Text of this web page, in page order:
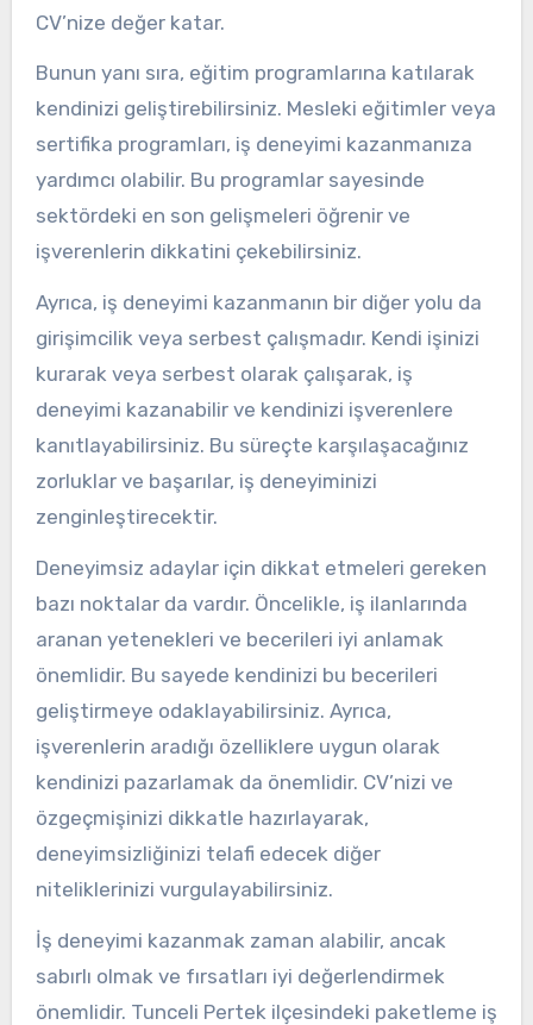
CV’nize değer katar.
Bunun yanı sıra, eğitim programlarına katılarak
kendinizi geliştirebilirsiniz. Mesleki eğitimler veya
sertifika programları, iş deneyimi kazanmanıza
yardımcı olabilir. Bu programlar sayesinde
sektördeki en son gelişmeleri öğrenir ve
işverenlerin dikkatini çekebilirsiniz.
Ayrıca, iş deneyimi kazanmanın bir diğer yolu da
girişimcilik veya serbest çalışmadır. Kendi işinizi
kurarak veya serbest olarak çalışarak, iş
deneyimi kazanabilir ve kendinizi işverenlere
kanıtlayabilirsiniz. Bu süreçte karşılaşacağınız
zorluklar ve başarılar, iş deneyiminizi
zenginleştirecektir.
Deneyimsiz adaylar için dikkat etmeleri gereken
bazı noktalar da vardır. Öncelikle, iş ilanlarında
aranan yetenekleri ve becerileri iyi anlamak
önemlidir. Bu sayede kendinizi bu becerileri
geliştirmeye odaklayabilirsiniz. Ayrıca,
işverenlerin aradığı özelliklere uygun olarak
kendinizi pazarlamak da önemlidir. CV’nizi ve
özgeçmişinizi dikkatle hazırlayarak,
deneyimsizliğinizi telafi edecek diğer
niteliklerinizi vurgulayabilirsiniz.
İş deneyimi kazanmak zaman alabilir, ancak
sabırlı olmak ve fırsatları iyi değerlendirmek
önemlidir. Tunceli Pertek ilçesindeki paketleme iş